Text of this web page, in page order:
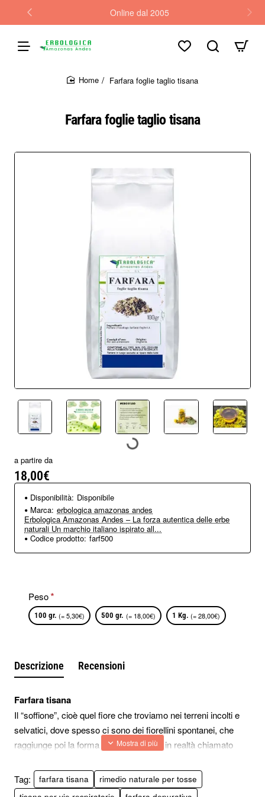
Online dal 2005
Farfara foglie taglio tisana
Farfara foglie taglio tisana
a partire da
18,00€
Disponibilità: Disponibile
Marca: erbologica amazonas andes
Erbologica Amazonas Andes – La forza autentica delle erbe
naturali Un marchio italiano ispirato all...
Codice prodotto: farf500
Peso
100 gr. (= 5,30€) 500 gr. (= 18,00€) 1 Kg. (= 28,00€)
Descrizione Recensioni
Farfara tisana
Il “soffione”, cioè quel fiore che troviamo nei terreni incolti e
selvatici, dove spesso ci sono dei fiorellini spontanei, che
raggiunge poi la forma di un pon pon, è in realtà chiamato
Il suo fiore è giallo e poi perde i petali per lasciare spazio alla
Tag: farfara tisana
rimedio naturale per tosse